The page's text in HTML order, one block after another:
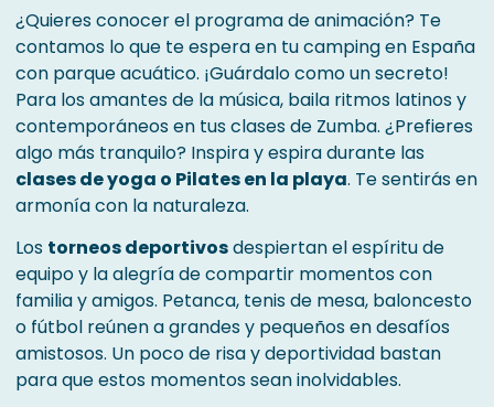
¿Quieres conocer el programa de animación? Te
contamos lo que te espera en tu camping en España
con parque acuático. ¡Guárdalo como un secreto!
Para los amantes de la música, baila ritmos latinos y
contemporáneos en tus clases de Zumba. ¿Prefieres
algo más tranquilo? Inspira y espira durante las
clases de yoga o Pilates en la playa. Te sentirás en
armonía con la naturaleza.
Los torneos deportivosdespiertan el espíritu de
equipo y la alegría de compartir momentos con
familia y amigos. Petanca, tenis de mesa, baloncesto
o fútbol reúnen a grandes y pequeños en desafíos
amistosos. Un poco de risa y deportividad bastan
para que estos momentos sean inolvidables.